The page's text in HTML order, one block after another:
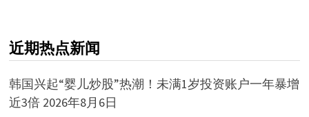
近期热点新闻
韩国兴起“婴儿炒股”热潮！未满1岁投资账户一年暴增
近3倍 2026年8月6日